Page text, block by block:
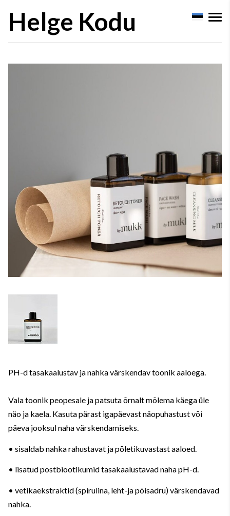
Helge Kodu
PH-d tasakaalustav ja nahka värskendav toonik aaloega.
Vala toonik peopesale ja patsuta õrnalt mõlema käega üle
näo ja kaela. Kasuta pärast igapäevast näopuhastust või
päeva jooksul naha värskendamiseks.
• sisaldab nahka rahustavat ja põletikuvastast aaloed.
• lisatud postbiootikumid tasakaalustavad naha pH-d.
• vetikaekstraktid (spirulina, leht-ja põisadru) värskendavad
nahka.